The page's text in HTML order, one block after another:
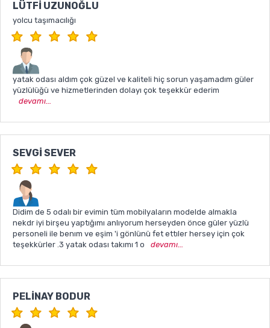
LÜTFI UZUNOĞLU
yolcu taşımacılığı
yatak odası aldım çok güzel ve kaliteli hiç sorun yaşamadım güler
yüzlülüğü ve hizmetlerinden dolayı çok teşekkür ederim
devamı...
SEVGI SEVER
Didim de 5 odalı bir evimin tüm mobilyaların modelde almakla
nekdr iyi birşeu yaptığımı anlıyorum herseyden önce güler yüzlü
personeli ile benım ve eşim 'i gönlünü fet ettıler hersey için çok
teşekkürler .3 yatak odası takımı 1 o
devamı...
PELINAY BODUR